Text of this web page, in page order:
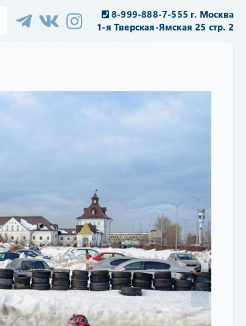
8-999-888-7-555 г. Москва
1-я Тверская-Ямская 25 стр. 2